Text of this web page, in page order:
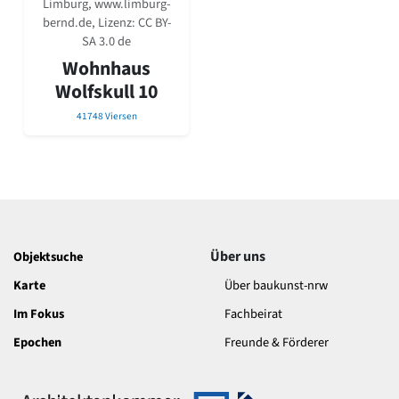
David Chipperfield
Harald Deilmann
Gottfried Böhm
Schneider von Esleben
Peter Behrens
Auszeichnung vorbildlicher Bauten NRW 2020
Big Beautiful Buildings (Großbauten der Nachkriegszeit)
Moderne
Jugendstil
Historismus
Klassizismus
Gotik
Limburg, www.limburg-
bernd.de, Lizenz:CC BY-
SA 3.0 de
Wohnhaus
Wolfskull 10
41748 Viersen
Objektsuche
Karte
Im Fokus
Epochen
Über uns
Über baukunst-nrw
Fachbeirat
Freunde & Förderer